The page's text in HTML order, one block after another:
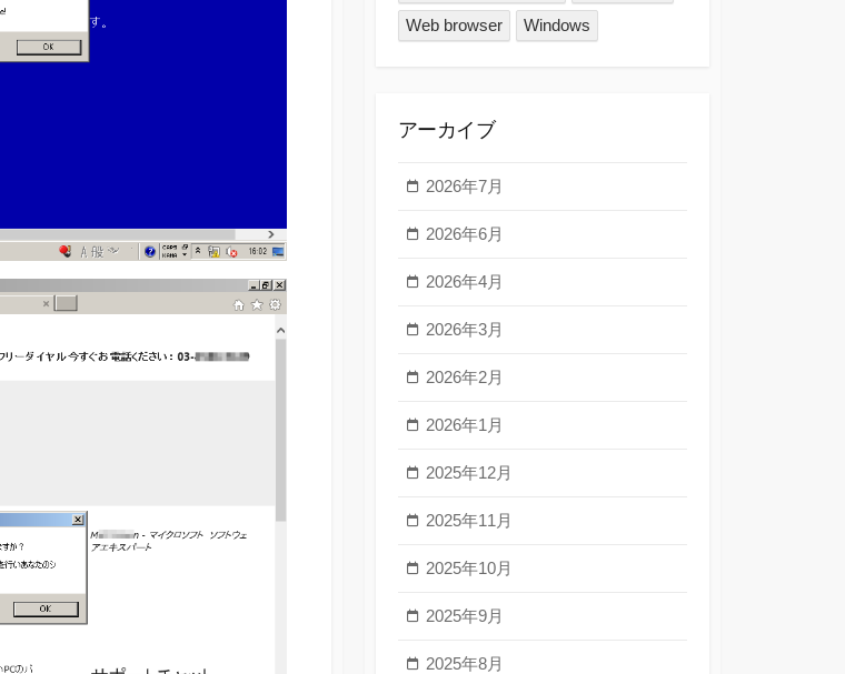
Web browser
Windows
アーカイブ
2026年7月
2026年6月
2026年4月
2026年3月
2026年2月
2026年1月
2025年12月
2025年11月
2025年10月
2025年9月
2025年8月